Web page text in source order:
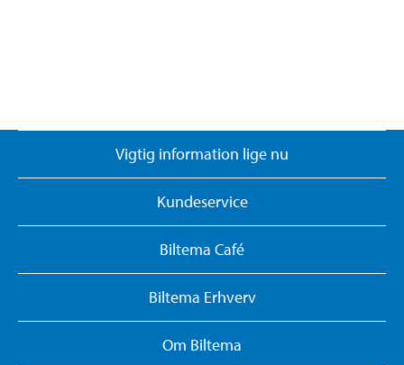
Vigtig information lige nu
Kundeservice
Biltema Café
Biltema Erhverv
Om Biltema